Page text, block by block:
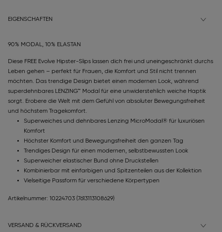
EIGENSCHAFTEN
90% MODAL, 10% ELASTAN
Diese FREE Evolve Hipster-Slips lassen dich frei und uneingeschränkt durchs
Leben gehen – perfekt für Frauen, die Komfort und Stil nicht trennen
möchten. Das trendige Design bietet einen modernen Look, während
superdehnbares LENZING™ Modal für eine unwiderstehlich weiche Haptik
sorgt. Erobere die Welt mit dem Gefühl von absoluter Bewegungsfreiheit
und höchstem Tragekomfort.
Superweiches und dehnbares Lenzing MicroModal® für luxuriösen
Komfort
Höchster Komfort und Bewegungsfreiheit den ganzen Tag
Trendiges Design für einen modernen, selbstbewussten Look
Superweicher elastischer Bund ohne Druckstellen
Kombinierbar mit einfarbigen und Spitzenteilen aus der Kollektion
Vielseitige Passform für verschiedene Körpertypen
Artikelnummer: 10224703 (7613113108629)
VERSAND & RÜCKVERSAND